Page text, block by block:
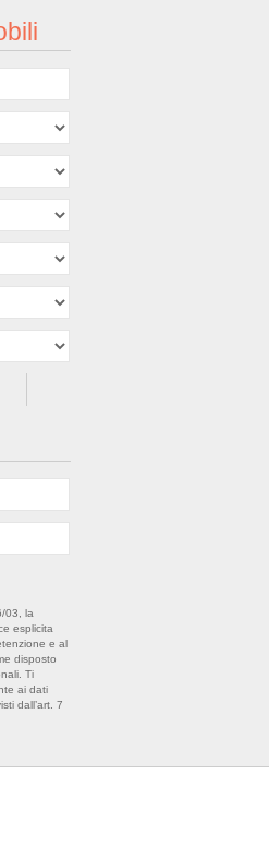
03, la
esplicita
e al
disposto
Ti
ai dati
dall’art. 7